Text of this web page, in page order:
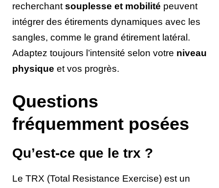
recherchant souplesse et mobilité peuvent
intégrer des étirements dynamiques avec les
sangles, comme le grand étirement latéral.
Adaptez toujours l’intensité selon votre niveau
physique et vos progrès.
Questions
fréquemment posées
Qu’est-ce que le trx ?
Le TRX (Total Resistance Exercise) est un